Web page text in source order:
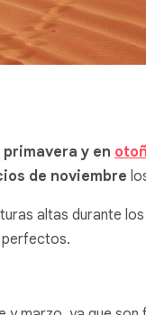
y en
de noviembre
altas durante
perfectos.